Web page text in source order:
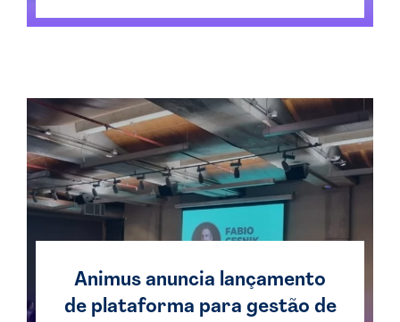
Animus anuncia lançamento
de plataforma para gestão de